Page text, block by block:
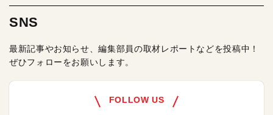
SNS
最新記事やお知らせ、編集部員の取材レポートなどを投稿中！
ぜひフォローをお願いします。
FOLLOW US